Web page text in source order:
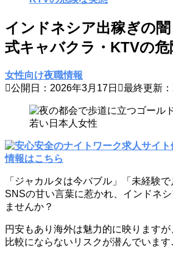
インドネシア出稼ぎの
式キャバクラ・KTVの危
女性向け夜職情報
公開日：2026年3月17日
最終更新
「ジャカルタは今バブル」「未経験
SNSの甘い言葉に惹かれ、インドネ
ませんか？
円安もあり海外は魅力的に映ります
比較にならないリスクが潜んでいま